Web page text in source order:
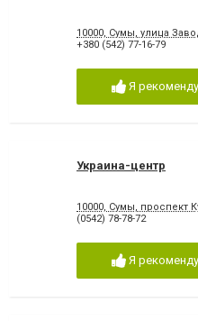
10000, Сумы, улица
+380 (542) 77-16-79
Я
Украина-центр
10000, Сумы, проспект
(0542) 78-78-72
Я